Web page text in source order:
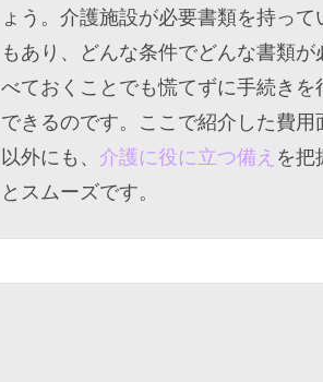
ょう。介護施設が必要書類を持って
もあり、どんな条件でどんな書類が
べておくことでも慌てずに手続きを
できるのです。ここで紹介した費用
以外にも、介護に役に立つ備え を把
とスムーズです。